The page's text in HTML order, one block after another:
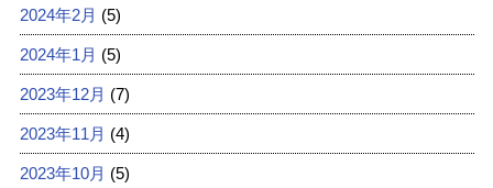
2024年2月 (5)
2024年1月 (5)
2023年12月 (7)
2023年11月 (4)
2023年10月 (5)